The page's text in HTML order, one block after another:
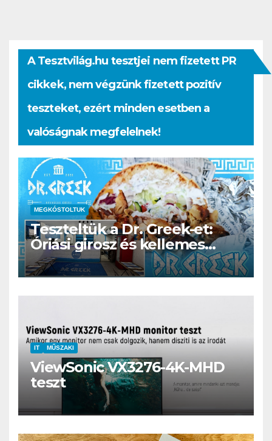
A Tesztvilág.hu tesztjei nem fizetett PR
cikkek, nem végzünk fizetett pozitív
teszteket, ezért minden esetben a
valóságnak megfelelnek!
MEGKÓSTOLTUK
Teszteltük a Dr. Greek-et:
Óriási girosz és kellemes
kerthelyiség Csepel szívében
IT MŰSZAKI
ViewSonic VX3276-4K-MHD
teszt